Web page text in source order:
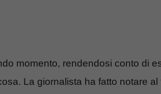
momento, rendendosi conto di
La giornalista ha fatto notare